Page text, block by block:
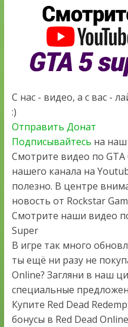
С нас - видео, а с вас -
:)
Отправить Донат
Подписывайтесь на наш
Смотрите видео по GTA
нашего канала на
полезно. В центре
новость от Rockstar
Смотрите наши видео
Super
В игре так много
ты ещё ни разу не
Online? Загляни в наш
специальные
Купите Red Dead
бонусы в Red Dead